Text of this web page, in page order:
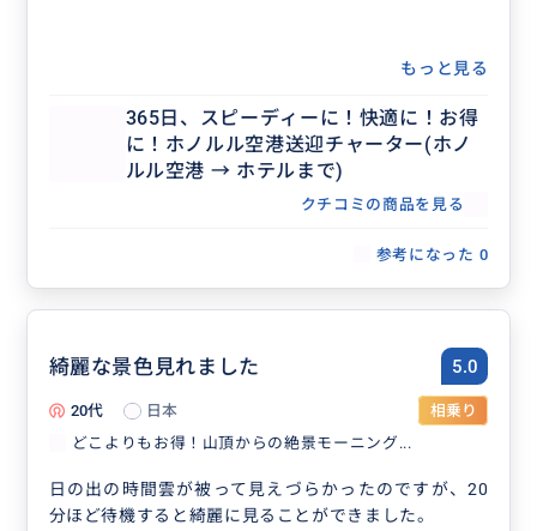
もっと見る
365日、スピーディーに！快適に！お得
に！ホノルル空港送迎チャーター(ホノ
ルル空港 → ホテルまで)
クチコミの商品を見る
参考になった 0
綺麗な景色見れました 5.0
20代 日本
相乗り
どこよりもお得！山頂からの絶景モーニング...
日の出の時間雲が被って見えづらかったのですが、20
分ほど待機すると綺麗に見ることができました。